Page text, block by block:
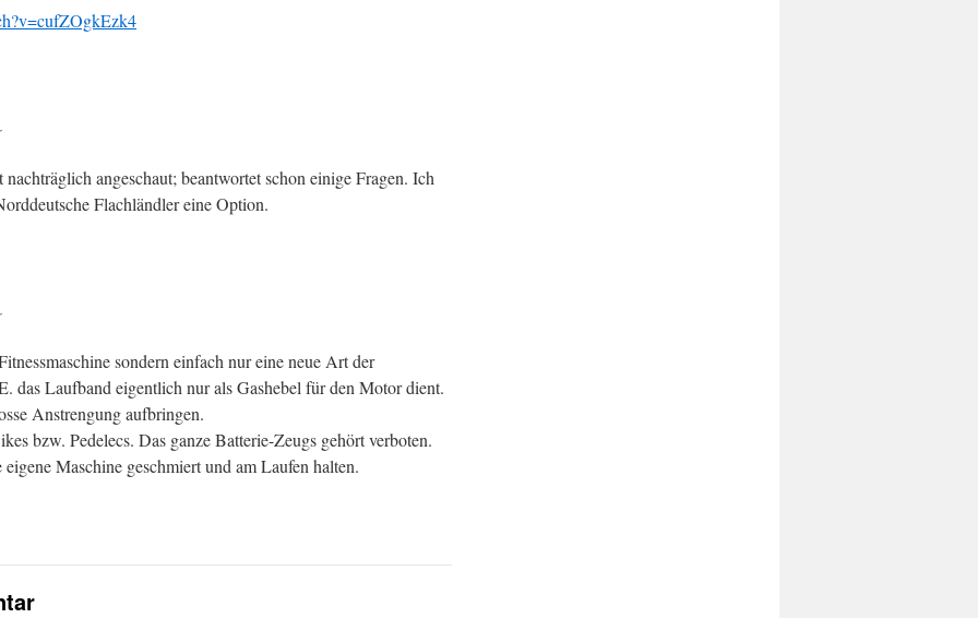
angeschaut; beantwortet schon einige Fragen. Ich
Flachländler eine Option.
sondern einfach nur eine neue Art der
das Laufband eigentlich nur als Gashebel für den Motor dient.
Anstrengung aufbringen.
bzw. Pedelecs. Das ganze Batterie-Zeugs gehört verboten.
Maschine geschmiert und am Laufen halten.